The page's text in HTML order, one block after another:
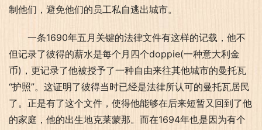
制他们，避免他们的员工私自逃出城市。
一条1690年五月关键的法律文件有这样的记载，他不
但记录了彼得的薪水是每个月四个doppie(一种意大利金
币)，更记录了他被授予了一种自由来往其他城市的曼托瓦
“护照”。这证明了彼得当时已经是法律所认可的曼托瓦居民
了。正是有了这个文件，使得他能够在后来短暂又回到了他
的家庭，他的出生地克莱蒙那。而在1694年也是因为有个